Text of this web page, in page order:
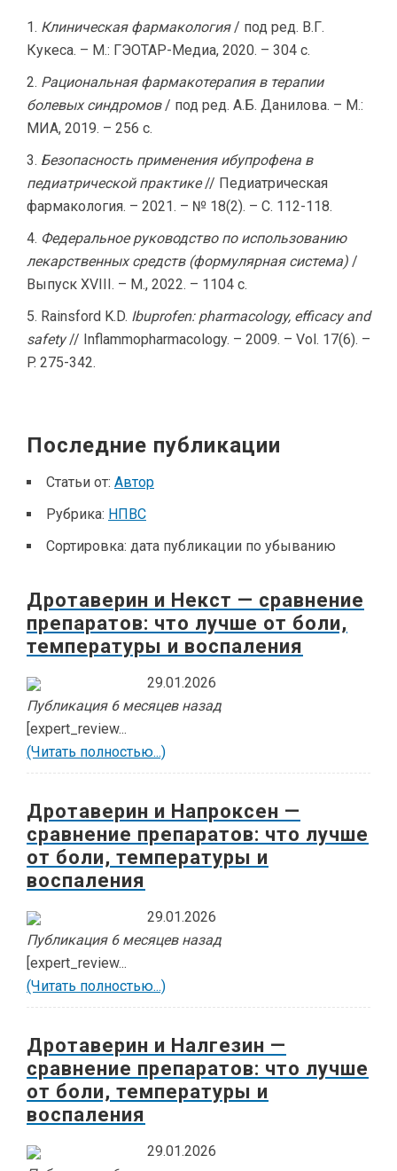
Клиническая фармакология/ под ред. В.Г.
Кукеса. – М.: ГЭОТАР-Медиа, 2020. – 304 с.
Рациональная фармакотерапия в терапии
болевых синдромов/ под ред. А.Б. Данилова. – М.:
МИА, 2019. – 256 с.
Безопасность применения ибупрофена в
педиатрической практике// Педиатрическая
фармакология. – 2021. – № 18(2). – С. 112-118.
Федеральное руководство по использованию
лекарственных средств (формулярная система) /
Выпуск XVIII. – М., 2022. – 1104 с.
Rainsford K.D. Ibuprofen: pharmacology, efficacy and
safety// Inflammopharmacology. – 2009. – Vol. 17(6). –
P. 275-342.
Последние публикации
Статьи от: Автор
Рубрика: НПВС
Сортировка: дата публикации по убыванию
Дротаверин и Некст — сравнение
препаратов: что лучше от боли,
температуры и воспаления
29.01.2026
Публикация 6 месяцев назад
[expert_review...
(Читать полностью...)
Дротаверин и Напроксен —
сравнение препаратов: что лучше
от боли, температуры и
воспаления
29.01.2026
Публикация 6 месяцев назад
[expert_review...
(Читать полностью...)
Дротаверин и Налгезин —
сравнение препаратов: что лучше
от боли, температуры и
воспаления
29.01.2026